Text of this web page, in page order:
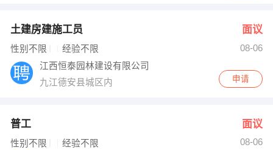
土建房建施工员 面议
性别不限 经验不限
08-06
江西恒泰园林建设有限公司
九江德安县城区内
申请
普工 面议
性别不限 经验不限
08-06